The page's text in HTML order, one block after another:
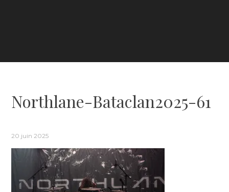
Northlane-Bataclan2025-61
20 juin 2025